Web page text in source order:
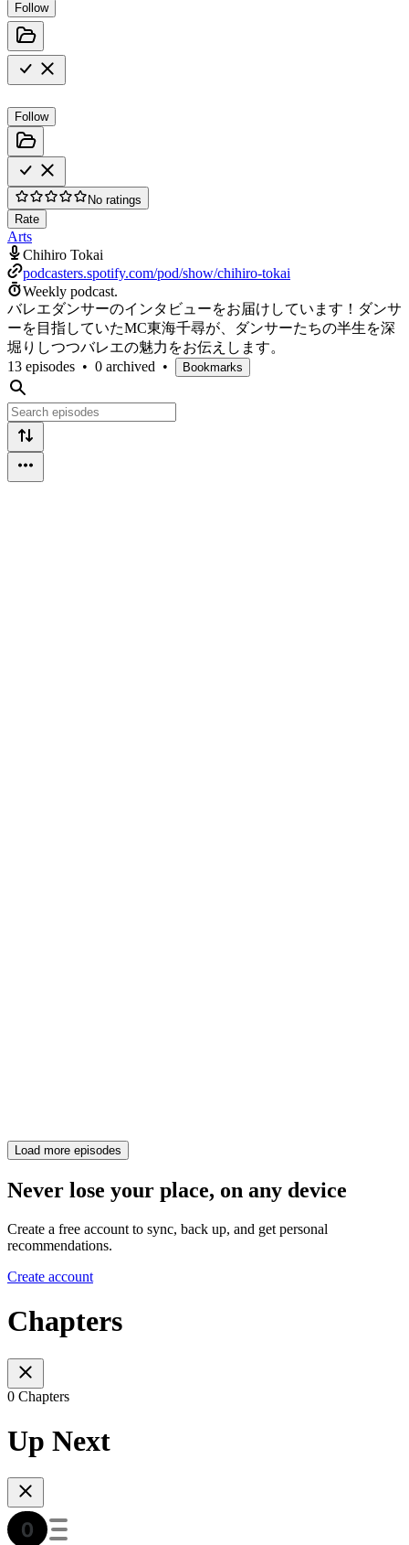
Follow
Follow
No ratings
Rate
Arts
Chihiro Tokai
podcasters.spotify.com/pod/show/chihiro-tokai
Weekly podcast.
バレエダンサーのインタビューをお届けしています！ダンサ
ーを目指していたMC東海千尋が、ダンサーたちの半生を深
堀りしつつバレエの魅力をお伝えします。
13 episodes • 0 archived • Bookmarks
Load more episodes
Never lose your place, on any device
Create a free account to sync, back up, and get personal
recommendations.
Create account
Chapters
0 Chapters
Up Next